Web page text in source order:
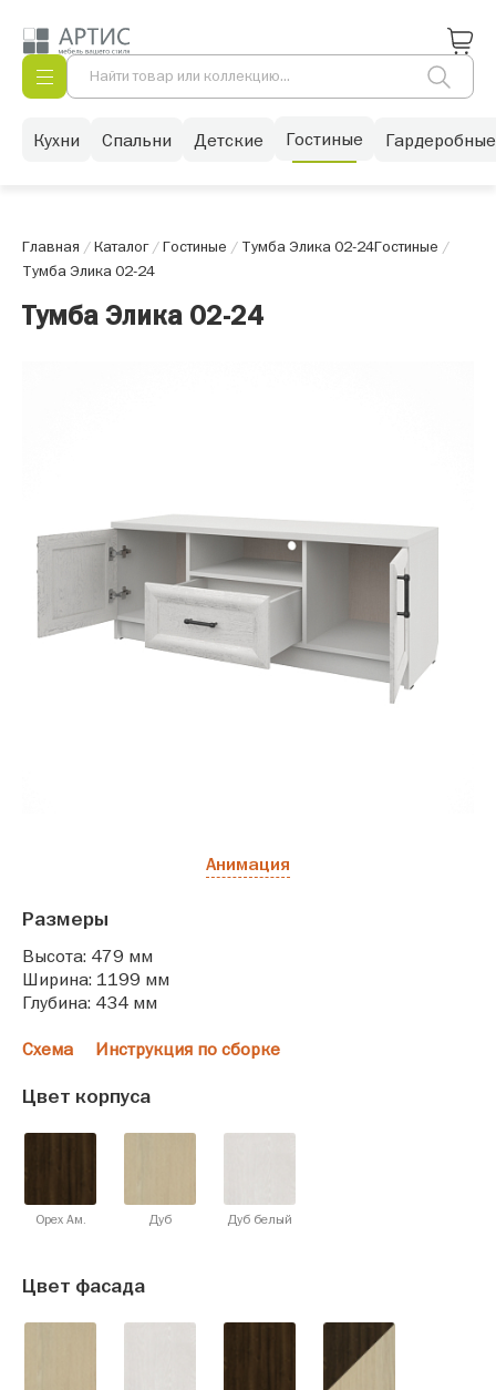
Кухни Спальни Детские Гостиные Гардеробные
Главная /Каталог/Гостиные / Тумба Элика 02-24Гостиные /
Тумба Элика 02-24
Тумба Элика 02-24
Анимация
Размеры
Высота: 479 мм
Ширина: 1199 мм
Глубина: 434 мм
Схема Инструкция по сборке
Цвет корпуса
Орех Ам. Дуб Дуб белый
Цвет фасада